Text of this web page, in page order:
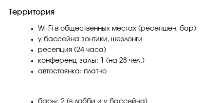
Территория
Wi-Fi в общественных местах (ресепшен, бар)
у бассейна зонтики, шезлонги
ресепция (24 часа)
конференц-залы: 1 (на 28 чел.)
автостоянка: платно
бары: 2 (в лобби и у бассейна)